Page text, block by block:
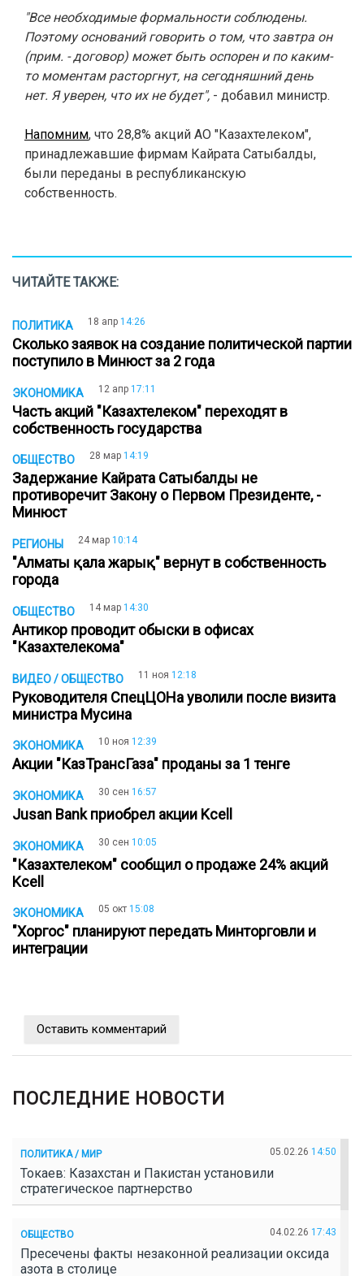
"Все необходимые формальности соблюдены.
Поэтому оснований говорить о том, что завтра он
(прим. - договор) может быть оспорен и по каким-
то моментам расторгнут, на сегодняшний день
нет. Я уверен, что их не будет", - добавил министр.
Напомним, что 28,8% акций АО "Казахтелеком",
принадлежавшие фирмам Кайрата Сатыбалды,
были переданы в республиканскую
собственность.
ЧИТАЙТЕ ТАКЖЕ:
ПОЛИТИКА 18 апр 14:26
Сколько заявок на создание политической партии
поступило в Минюст за 2 года
ЭКОНОМИКА 12 апр 17:11
Часть акций "Казахтелеком" переходят в
собственность государства
ОБЩЕСТВО 28 мар 14:19
Задержание Кайрата Сатыбалды не
противоречит Закону о Первом Президенте, -
Минюст
РЕГИОНЫ 24 мар 10:14
"Алматы қала жарық" вернут в собственность
города
ОБЩЕСТВО 14 мар 14:30
Антикор проводит обыски в офисах
"Казахтелекома"
ВИДЕО / ОБЩЕСТВО 11 ноя 12:18
Руководителя СпецЦОНа уволили после визита
министра Мусина
ЭКОНОМИКА 10 ноя 12:39
Акции "КазТрансГаза" проданы за 1 тенге
ЭКОНОМИКА 30 сен 16:57
Jusan Bank приобрел акции Kcell
ЭКОНОМИКА 30 сен 10:05
"Казахтелеком" сообщил о продаже 24% акций
Kcell
ЭКОНОМИКА 05 окт 15:08
"Хоргос" планируют передать Минторговли и
интеграции
Оставить комментарий
ПОСЛЕДНИЕ НОВОСТИ
ПОЛИТИКА / МИР 05.02.26 14:50
Токаев: Казахстан и Пакистан установили
стратегическое партнерство
ОБЩЕСТВО 04.02.26 17:43
Пресечены факты незаконной реализации оксида
азота в столице